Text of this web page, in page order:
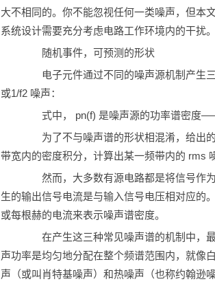
大不相同的。你不能忽视任何一类噪声，但本
系统设计需要充分考虑电路工作环境内的干扰。
随机事件，可预测的形状
电子元件通过不同的噪声源机制产生三
或1/f2 噪声：
式中， pn(f) 是噪声源的功率谱密度——
为了不与噪声谱的形状相混淆，给出的
带宽内的密度积分，计算出某一频带内的 rms
然而，大多数有源电路都是将信号作为
生的输出信号电流是与输入信号电压相对应的
或每根赫的电流来表示噪声谱密度。
在产生这三种常见噪声谱的机制中，最
声功率是均匀地分配在整个频谱范围内，就像
声（或叫肖特基噪声）和热噪声（也称约翰逊